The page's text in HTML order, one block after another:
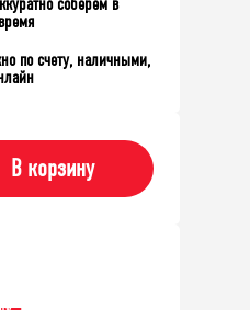
по счету, наличными,
В корзину